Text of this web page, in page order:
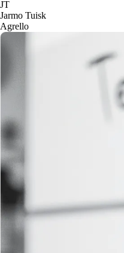
JT
Jarmo Tuisk
Agrello